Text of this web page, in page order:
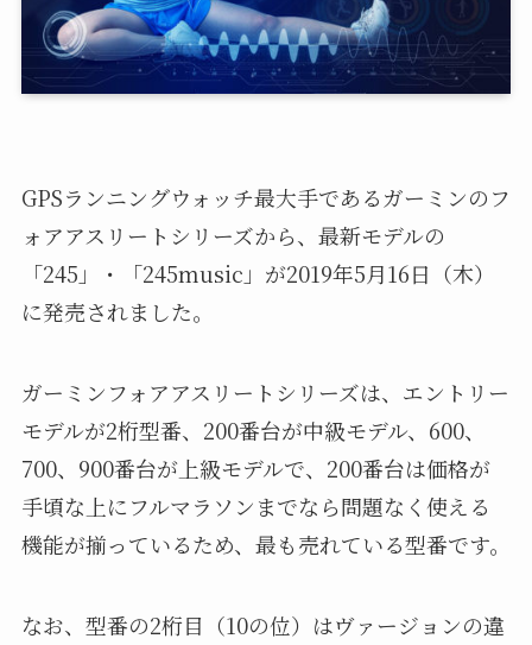
GPSランニングウォッチ最大手であるガーミンのフ
ォアアスリートシリーズから、最新モデルの
「245」・「245music」が2019年5月16日（木）
に発売されました。
ガーミンフォアアスリートシリーズは、エントリー
モデルが2桁型番、200番台が中級モデル、600、
700、900番台が上級モデルで、200番台は価格が
手頃な上にフルマラソンまでなら問題なく使える
機能が揃っているため、最も売れている型番です。
なお、型番の2桁目（10の位）はヴァージョンの違